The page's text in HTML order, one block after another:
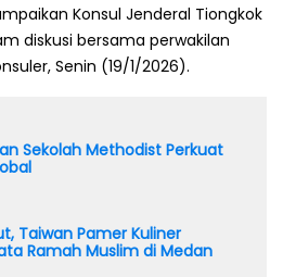
Konsul Jenderal Tiongkok
diskusi bersama perwakilan
Senin (19/1/2026).
Sekolah Methodist Perkuat
Taiwan Pamer Kuliner
Ramah Muslim di Medan